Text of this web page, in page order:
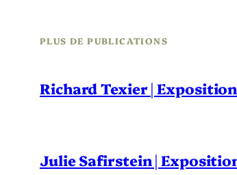
PLUS DE PUBLICATIONS
Richard Texier |
Julie Safirstein |